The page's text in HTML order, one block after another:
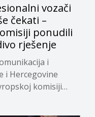
vozači
čekati –
ponudili
rješenje
i
i Hercegovine
komisiji